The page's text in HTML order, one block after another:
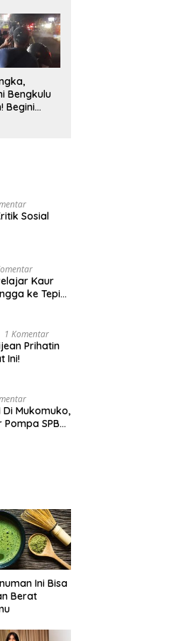
Bengkulu
Begini
Sosial
Kaur
ke Tepi
1 Komentar
Prihatin
Ini!
Di Mukomuko,
SPBU
Ini Bisa
Berat